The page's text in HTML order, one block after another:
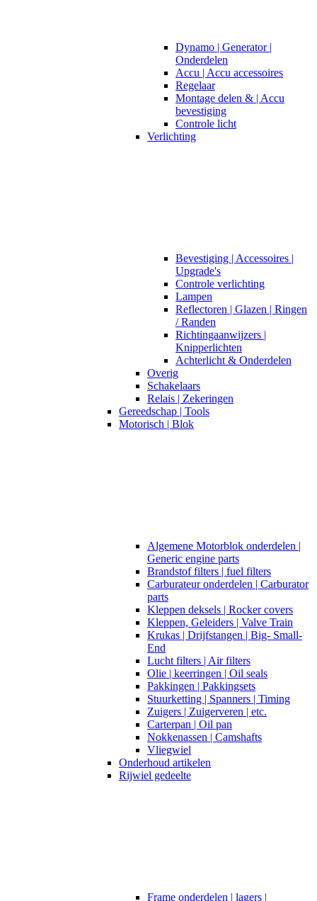
Dynamo | Generator |
Onderdelen
Accu | Accu accessoires
Regelaar
Montage delen & | Accu
bevestiging
Controle licht
Verlichting
Bevestiging | Accessoires |
Upgrade's
Controle verlichting
Lampen
Reflectoren | Glazen | Ringen
/ Randen
Richtingaanwijzers |
Knipperlichten
Achterlicht & Onderdelen
Overig
Schakelaars
Relais | Zekeringen
Gereedschap | Tools
Motorisch | Blok
Algemene Motorblok onderdelen |
Generic engine parts
Brandstof filters | fuel filters
Carburateur onderdelen | Carburator
parts
Kleppen deksels | Rocker covers
Kleppen, Geleiders | Valve Train
Krukas | Drijfstangen | Big- Small-
End
Lucht filters | Air filters
Olie | keerringen | Oil seals
Pakkingen | Pakkingsets
Stuurketting | Spanners | Timing
Zuigers | Zuigerveren | etc.
Carterpan | Oil pan
Nokkenassen | Camshafts
Vliegwiel
Onderhoud artikelen
Rijwiel gedeelte
Frame onderdelen | lagers |